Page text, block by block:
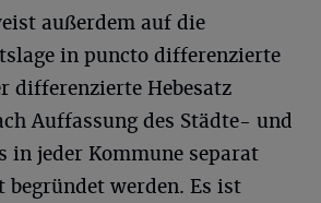
außerdem auf die
in puncto differenzierte
differenzierte Hebesatz
Auffassung des Städte- und
in jeder Kommune separat
begründet werden. Es ist